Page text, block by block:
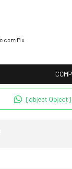
com Pix
[object Object]